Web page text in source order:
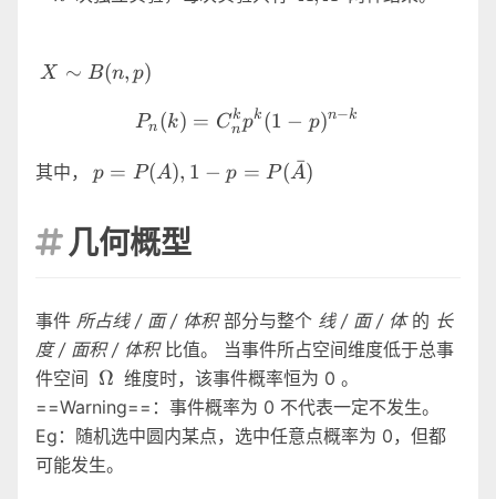
X
X ∼ B(n, p)
P_n(k)=C_n^kp^k(1-
Pn (k) = Cn
kpk (1 − p)n−k
其中，
p=P(A),1-
p = P(A), 1 − p = P(A
ˉ)
 几何概型
事件 所占线 / 面 / 体积部分与整个 线 / 面 / 体的 长
度 / 面积 / 体积比值。 当事件所占空间维度低于总事
件空间 \Omega
Ω 维度时，该事件概率恒为 0 。
==Warning==：事件概率为 0 不代表一定不发生。
Eg：随机选中圆内某点，选中任意点概率为 0，但都
可能发生。